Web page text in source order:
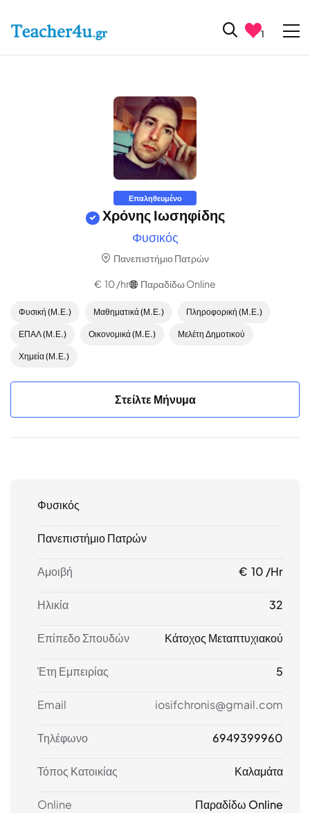
1
Επαληθευμένο
Χρόνης Ιωσηφίδης
Φυσικός
Πανεπιστήμιο Πατρών
€ 10 /hr Παραδίδω Online
Φυσική (Μ.Ε.) Μαθηματικά (Μ.Ε.) Πληροφορική (Μ.Ε.)
ΕΠΑΛ (Μ.Ε.) Οικονομικά (Μ.Ε.) Μελέτη Δημοτικού
Χημεία (Μ.Ε.)
Στείλτε Μήνυμα
Φυσικός
Πανεπιστήμιο Πατρών
Αμοιβή € 10 /hr
Ηλικία 32
Επίπεδο Σπουδών Κάτοχος Μεταπτυχιακού
Έτη Εμπειρίας 5
Email iosifchronis@gmail.com
Τηλέφωνο 6949399960
Τόπος Κατοικίας Καλαμάτα
Online Παραδίδω Online